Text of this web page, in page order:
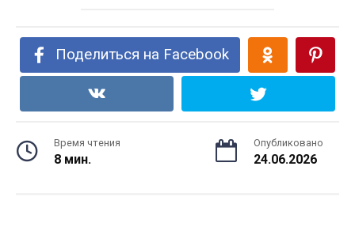
Поделиться на Facebook
Время чтения
8 мин.
Опубликовано
24.06.2026